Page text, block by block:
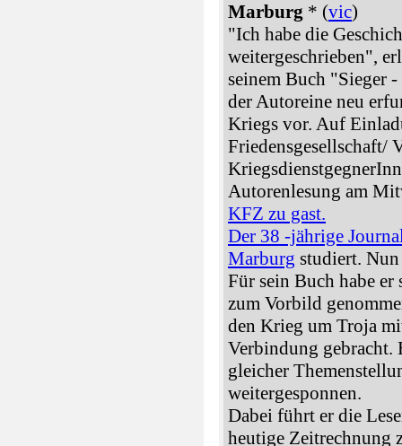
Marburg * (vic)
"Ich habe die
weitergeschrieben",
seinem Buch "Sieger
der Autoreine neu
Kriegs vor. Auf
Friedensgesellschaft/
Autorenlesung am
KFZ zu gast.
Der 38 -jährige
Marburg studiert.
Für sein Buch habe
zum Vorbild
den Krieg um Troja
Verbindung gebracht.
gleicher
weitergesponnen.
Dabei führt er die
heutige Zeitrechnung